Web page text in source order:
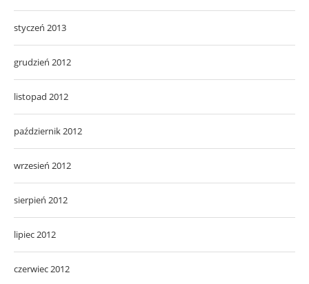
styczeń 2013
grudzień 2012
listopad 2012
październik 2012
wrzesień 2012
sierpień 2012
lipiec 2012
czerwiec 2012